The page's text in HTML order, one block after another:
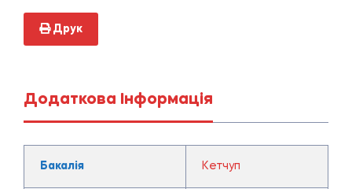
Друк
Додаткова Інформація
Бакалія Кетчуп